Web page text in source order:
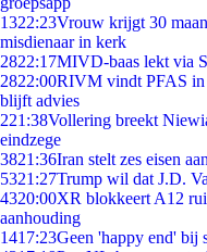
1322:23Vrouw krijgt 30
misdienaar in kerk
2822:17MIVD-baas lekt via
2822:00RIVM vindt PFAS in
blijft advies
221:38Vollering breekt
eindzege
3821:36Iran stelt zes eisen
5321:27Trump wil dat J.D.
4320:00XR blokkeert A12
aanhouding
1417:23Geen 'happy end' bij